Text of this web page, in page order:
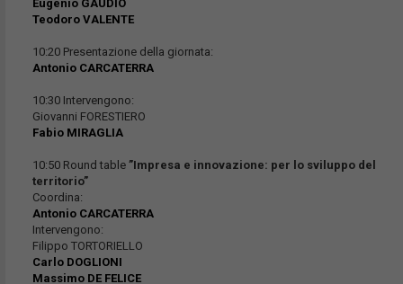
Eugenio GAUDIO
Teodoro VALENTE
10:20 Presentazione della giornata:
Antonio CARCATERRA
10:30 Intervengono:
Giovanni FORESTIERO
Fabio MIRAGLIA
10:50 Round table ”Impresa e innovazione: per lo sviluppo del
territorio”
Coordina:
Antonio CARCATERRA
Intervengono:
Filippo TORTORIELLO
Carlo DOGLIONI
Massimo DE FELICE